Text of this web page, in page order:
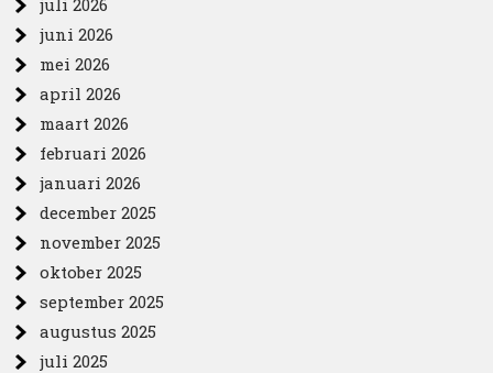
juni 2026
mei 2026
april 2026
maart 2026
februari 2026
januari 2026
december 2025
november 2025
oktober 2025
september 2025
augustus 2025
juli 2025